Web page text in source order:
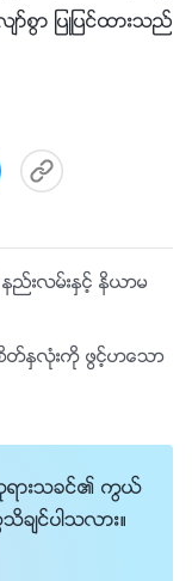
စြာ ျပဳျပင္ထားသည္
ည္းလမ္းႏွင့္ နိယာမ
ႏွလုံးကို ဖြင့္ဟေသာ
ားသခင္၏ ကြယ္
ခ်င္ပါသလား။